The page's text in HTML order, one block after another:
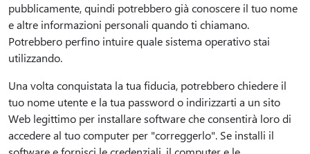
pubblicamente, quindi potrebbero già conoscere il tuo nome
e altre informazioni personali quando ti chiamano.
Potrebbero perfino intuire quale sistema operativo stai
utilizzando.
Una volta conquistata la tua fiducia, potrebbero chiedere il
tuo nome utente e la tua password o indirizzarti a un sito
Web legittimo per installare software che consentirà loro di
accedere al tuo computer per "correggerlo". Se installi il